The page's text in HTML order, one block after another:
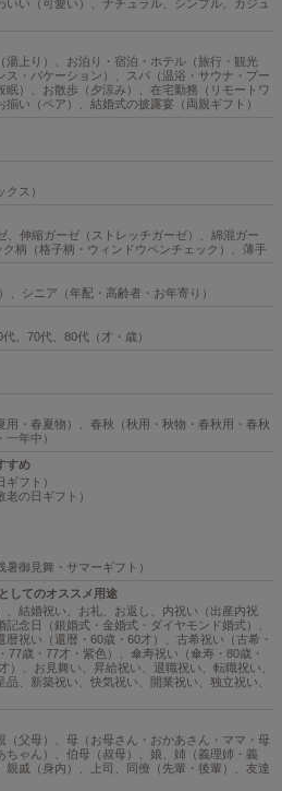
い（可愛い）、ナチュラル、シンプル、カジュ
湯上り）、お泊り・宿泊・ホテル（旅行・観光
・バケーション）、スパ（温浴・サウナ・プー
眠）、お散歩（夕涼み）、在宅勤務（リモートワ
い（ペア）、結婚式の披露宴（両親ギフト）
ス）
、伸縮ガーゼ（ストレッチガーゼ）、綿混ガー
柄（格子柄・ウィンドウペンチェック）、薄手
、シニア（年配・高齢者・お年寄り）
、70代、80代（才・歳）
・春夏物）、春秋（秋用・秋物・春秋用・春秋
年中）
すめ
フト）
の日ギフト）
御見舞・サマーギフト）
してのオススメ用途
結婚祝い、お礼、お返し、内祝い（出産内祝
念日（銀婚式・金婚式・ダイヤモンド婚式）、
祝い（還暦・60歳・60才）、古希祝い（古希・
77歳・77才・紫色）、傘寿祝い（傘寿・80歳・
）、お見舞い、昇給祝い、退職祝い、転職祝い、
、新築祝い、快気祝い、開業祝い、独立祝い、
父母）、母（お母さん・おかあさん・ママ・母
ちゃん）、伯母（叔母）、娘、姉（義理姉・義
親戚（身内）、上司、同僚（先輩・後輩）、友達